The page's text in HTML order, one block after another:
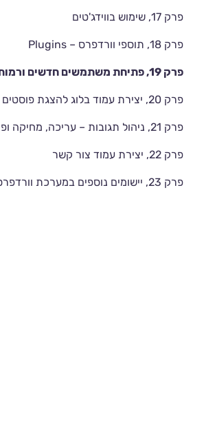
פרק 17, שימוש בווידג'טים
פרק 18, תוספי וורדפרס – Plugins
פרק 19, פתיחת משתמשים חדשים ורמות ניהול
פרק 20, יצירת עמוד בלוג להצגת פוסטים
פרק 21, ניהול תגובות – עריכה, מחיקה ופרסום
פרק 22, יצירת עמוד צור קשר
פרק 23, יישומים נוספים במערכת וורדפרס